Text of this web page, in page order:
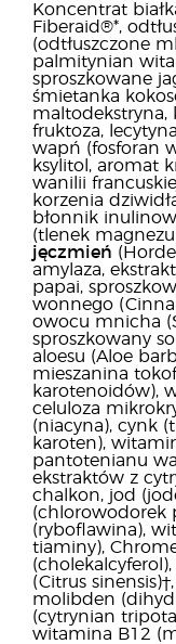
Koncentrat
Fiberaid®*,
(odtłuszczone
palmitynian
sproszkowane
śmietanka
maltodekstryna,
fruktoza, lecytyna
wapń (fosforan
ksylitol, aromat
wanilii
korzenia
błonnik
(tlenek
jęczmień
amylaza,
papai,
wonnego
owocu mnicha
sproszkowany
aloesu (Aloe
mieszanina
karotenoidów),
celuloza
(niacyna), cynk
karoten),
pantotenianu
ekstraktów z
chalkon, jod
(chlorowodorek
(ryboflawina),
tiaminy),
(Citrus
molibden
(cytrynian
witamina B12